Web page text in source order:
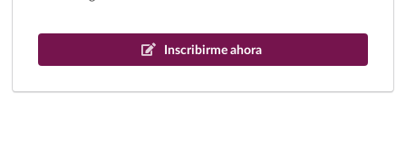
Inscribirme ahora